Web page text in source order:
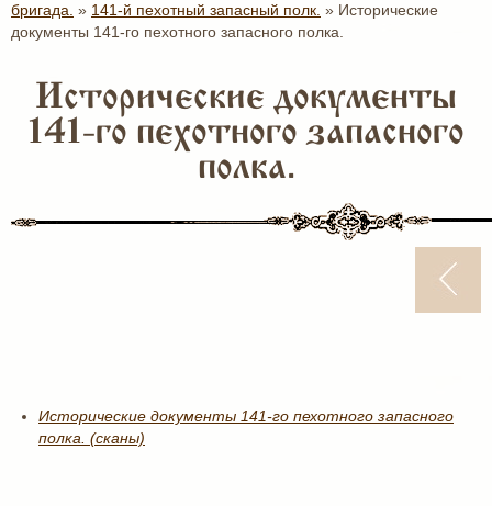
бригада. » 141-й пехотный запасный полк. » Исторические
документы 141-го пехотного запасного полка.
Исторические документы
141-го пехотного запасного
полка.
Исторические документы 141-го пехотного запасного
полка. (сканы)